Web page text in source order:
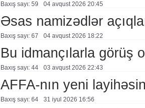
Baxış sayı: 59 04 avqust 2026 20:45
Əsas namizədlər
Baxış sayı: 67 04 avqust 2026 18:22
Bu idmançılarla görüş
Baxış sayı: 44 03 avqust 2026 22:43
AFFA-nın yeni
Baxış sayı: 64 31 i̇yul 2026 16:56